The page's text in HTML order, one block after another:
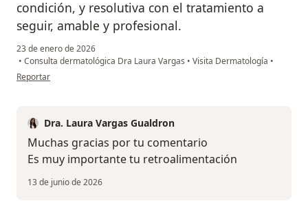
condición, y resolutiva con el tratamiento a
seguir, amable y profesional.
23 de enero de 2026
• Consulta dermatológica Dra Laura Vargas • Visita Dermatología •
en opinión del usuario Eduard Suárez
Reportar
Dra. Laura Vargas Gualdron
Muchas gracias por tu comentario
Es muy importante tu retroalimentación
13 de junio de 2026